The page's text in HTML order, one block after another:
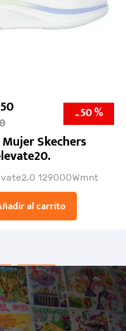
-50 %
Skechers
129000Wmnt
al carrito